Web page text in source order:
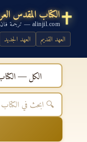
الكتاب المقدس
alinjil.com — ترجمة فان دايك ١٨٦٥
العهد القديم العهد الجديد
الكل —